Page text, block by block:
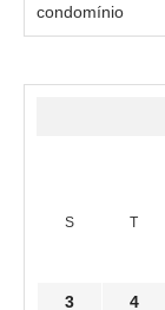
condomínio
S T
3 4